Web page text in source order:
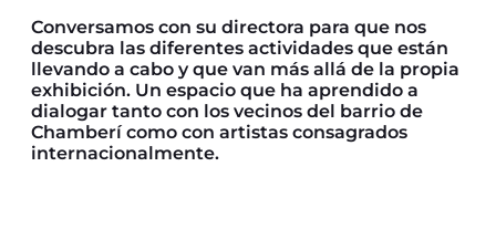
Conversamos con su directora para que nos
descubra las diferentes actividades que están
llevando a cabo y que van más allá de la propia
exhibición. Un espacio que ha aprendido a
dialogar tanto con los vecinos del barrio de
Chamberí como con artistas consagrados
internacionalmente.